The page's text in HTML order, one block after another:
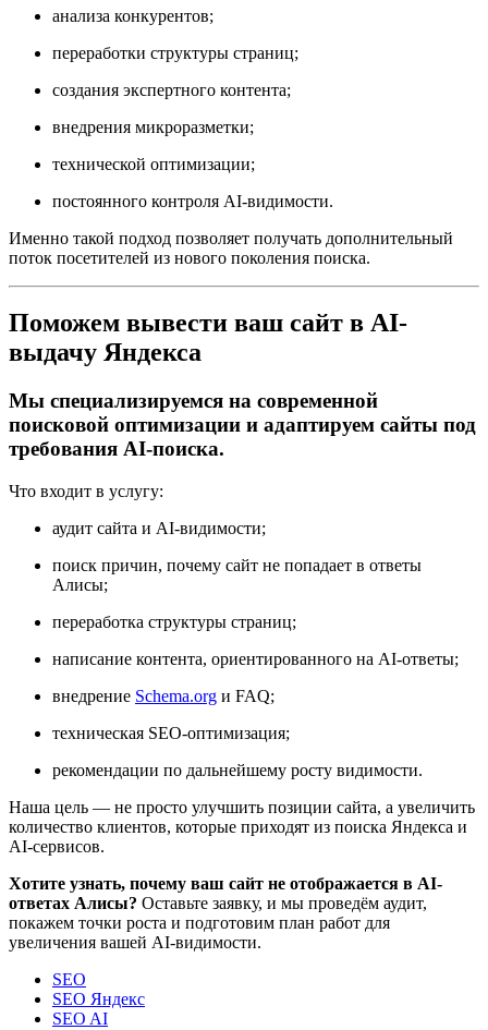
анализа конкурентов;
переработки структуры страниц;
создания экспертного контента;
внедрения микроразметки;
технической оптимизации;
постоянного контроля AI-видимости.
Именно такой подход позволяет получать дополнительный
поток посетителей из нового поколения поиска.
Поможем вывести ваш сайт в AI-
выдачу Яндекса
Мы специализируемся на современной
поисковой оптимизации и адаптируем сайты под
требования AI-поиска.
Что входит в услугу:
аудит сайта и AI-видимости;
поиск причин, почему сайт не попадает в ответы
Алисы;
переработка структуры страниц;
написание контента, ориентированного на AI-ответы;
внедрение Schema.org и FAQ;
техническая SEO-оптимизация;
рекомендации по дальнейшему росту видимости.
Наша цель — не просто улучшить позиции сайта, а увеличить
количество клиентов, которые приходят из поиска Яндекса и
AI-сервисов.
Хотите узнать, почему ваш сайт не отображается в AI-
ответах Алисы? Оставьте заявку, и мы проведём аудит,
покажем точки роста и подготовим план работ для
увеличения вашей AI-видимости.
SEO
SEO Яндекс
SEO AI